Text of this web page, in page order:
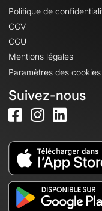
Politique de
CGV
CGU
Mentions légales
Paramètres des cookies
Suivez-nous